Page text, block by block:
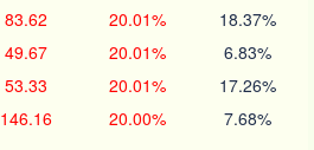
83.62 20.01% 18.37%
49.67 20.01% 6.83%
53.33 20.01% 17.26%
146.16 20.00% 7.68%